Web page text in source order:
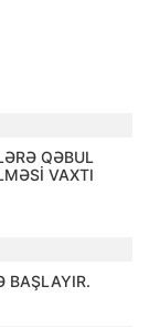
QƏBUL
VAXTI
BAŞLAYIR.